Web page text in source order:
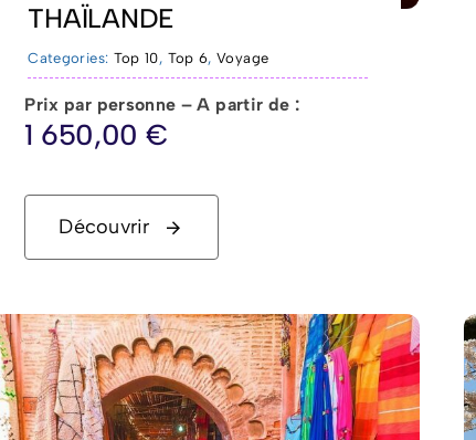
THAÏLANDE
Categories: Top 10, Top 6,Voyage
Prix par personne – A partir de :
1 650,00 €
Découvrir